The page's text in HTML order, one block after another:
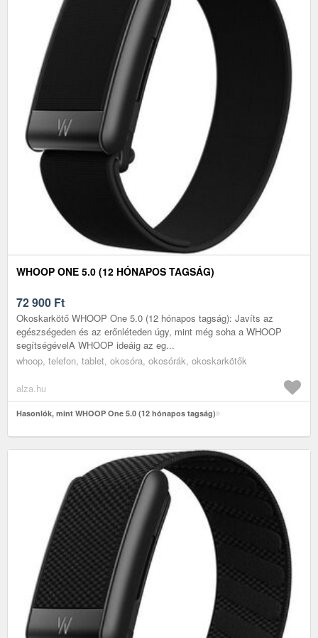
WHOOP ONE 5.0 (12 HÓNAPOS TAGSÁG)
72 900 Ft
Okoskarkötő WHOOP One 5.0 (12 hónapos tagság): Javíts az
egészségeden és az erőnléteden úgy, mint még soha a WHOOP
segítségévelA WHOOP ideáig az eg...
whoop, telefon, tablet, okosóra, okosórák, okoskarkötők
alza.hu
Hasonlók, mint WHOOP One 5.0 (12 hónapos tagság)